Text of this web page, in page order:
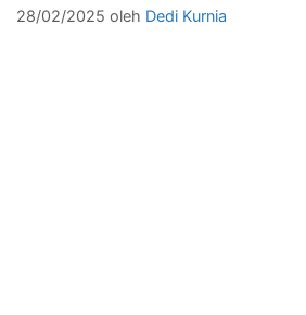
28/02/2025 oleh Dedi Kurnia